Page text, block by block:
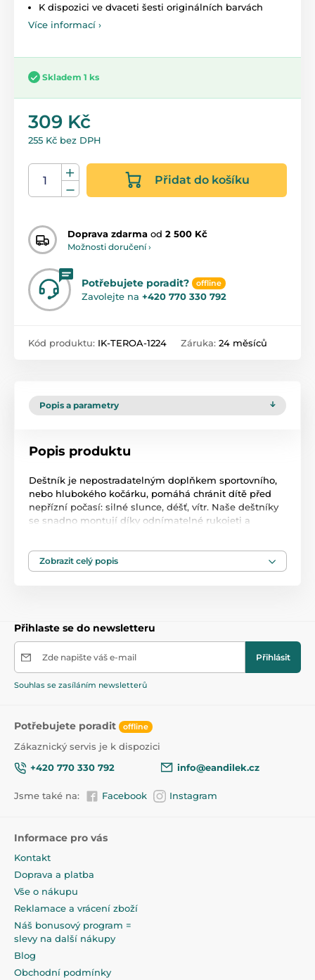
K dispozici ve dvaceti šesti originálních barvách
Více informací ›
Skladem 1 ks
309 Kč
255 Kč bez DPH
Přidat do košíku
Doprava zdarma od 2 500 Kč
Možnosti doručení ›
Potřebujete poradit? offline
Zavolejte na +420 770 330 792
Kód produktu: IK-TEROA-1224 Záruka: 24 měsíců
Popis a parametry
Popis produktu
Deštník je nepostradatelným doplňkem sportovního,
nebo hlubokého kočárku, pomáhá chránit dítě před
nepřízní počasí: silné slunce, déšť, vítr. Naše deštníky
se snadno montují díky odnímatelné rukojeti a
barvu.
Flexibilní, flexibilní rukojeť umožňuje snadnou
změnu polohy a nastavení
Vyrobeno z odolných materiálů zajišťujících dlouhé
Snadné čištění a údržba
Zobrazit celý popis
Přihlaste se do newsletteru
Zde napište váš e-mail Přihlásit
Souhlas se zasíláním newsletterů
Potřebujete poradit offline
Zákaznický servis je k dispozici
+420 770 330 792
info@eandilek.cz
Jsme také na: Facebook Instagram
Informace pro vás
Kontakt
Doprava a platba
Vše o nákupu
Reklamace a vrácení zboží
Náš bonusový program =
slevy na další nákupy
Blog
Obchodní podmínky